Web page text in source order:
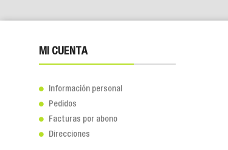
MI CUENTA
 Información personal
 Pedidos
 Facturas por abono
 Direcciones